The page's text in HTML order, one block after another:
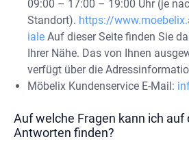
09:00 – 17:00 – 19:00 Uhr (je
Standort). https://
iale Auf dieser Seite finden Sie
Ihrer Nähe. Das von Ihnen
verfügt über die
Möbelix Kundenservice E-Mail:
Auf welche Fragen kann ich auf
Antworten finden?